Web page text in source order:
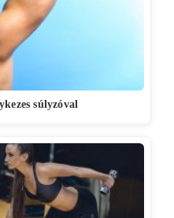
súlyzóval